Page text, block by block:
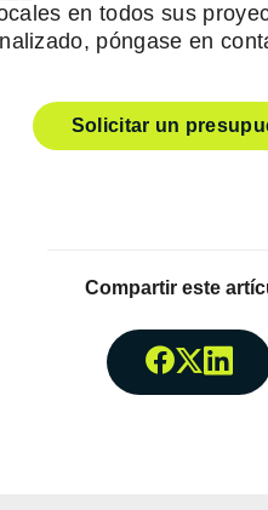
en todos sus
póngase en
Solicitar un
Compartir este